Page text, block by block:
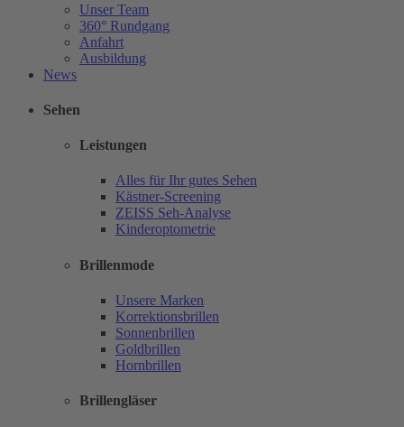
Unser Team
360° Rundgang
Anfahrt
Ausbildung
News
Sehen
Leistungen
Alles für Ihr gutes Sehen
Kästner-Screening
ZEISS Seh-Analyse
Kinderoptometrie
Brillenmode
Unsere Marken
Korrektionsbrillen
Sonnenbrillen
Goldbrillen
Hornbrillen
Brillengläser